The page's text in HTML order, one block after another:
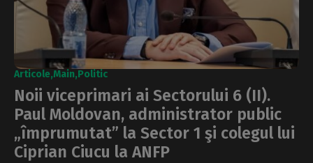
Articole Main Politic
Noii viceprimari ai Sectorului 6 (II).
Paul Moldovan, administrator public
„împrumutat” la Sector 1 şi colegul lui
Ciprian Ciucu la ANFP